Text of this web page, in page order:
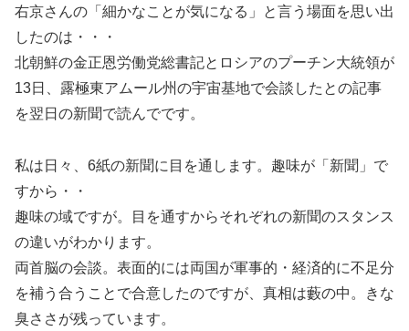
右京さんの「細かなことが気になる」と言う場面を思い出
したのは・・・
北朝鮮の金正恩労働党総書記とロシアのプーチン大統領が
13日、露極東アムール州の宇宙基地で会談したとの記事
を翌日の新聞で読んでです。
私は日々、6紙の新聞に目を通します。趣味が「新聞」で
すから・・
趣味の域ですが。目を通すからそれぞれの新聞のスタンス
の違いがわかります。
両首脳の会談。表面的には両国が軍事的・経済的に不足分
を補う合うことで合意したのですが、真相は藪の中。きな
臭ささが残っています。